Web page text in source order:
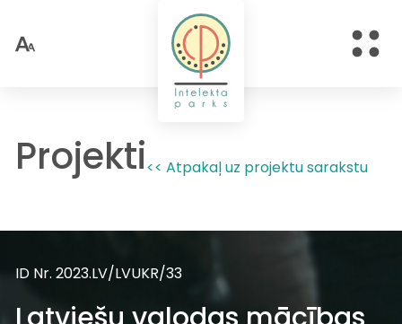
Projekti<< Atpakaļ uz projektu sarakstu
ID Nr. 2023.LV/LVUKR/33